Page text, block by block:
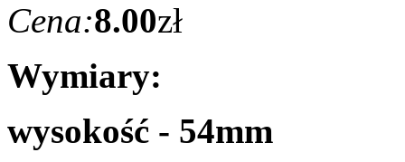
Cena:8.00zł
Wymiary:
wysokość - 54mm